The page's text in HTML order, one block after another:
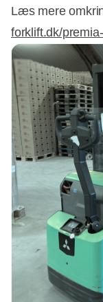
Læs mere
forklift.dk/